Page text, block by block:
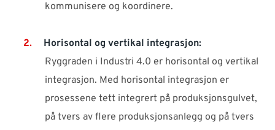
kommunisere og koordinere.
Horisontal og vertikal integrasjon:
Ryggraden i Industri 4.0 er horisontal og vertikal
integrasjon. Med horisontal integrasjon er
prosessene tett integrert på produksjonsgulvet,
på tvers av flere produksjonsanlegg og på tvers